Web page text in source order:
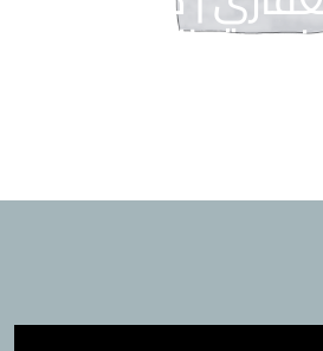
عن المشروع